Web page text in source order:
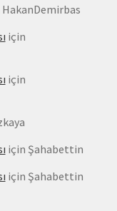
HakanDemirbas
için
için
için Şahabettin
için Şahabettin